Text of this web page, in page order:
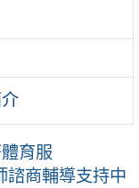
育服
諮商輔導支持中